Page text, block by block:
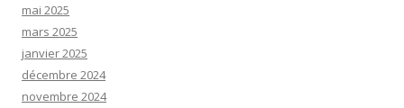
mai 2025
mars 2025
janvier 2025
décembre 2024
novembre 2024